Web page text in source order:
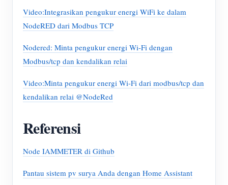
Video:Integrasikan pengukur energi WiFi ke dalam
NodeRED dari Modbus TCP
Nodered: Minta pengukur energi Wi-Fi dengan
Modbus/tcp dan kendalikan relai
Video:Minta pengukur energi Wi-Fi dari modbus/tcp dan
kendalikan relai @NodeRed
Referensi
Node IAMMETER di Github
Pantau sistem pv surya Anda dengan Home Assistant